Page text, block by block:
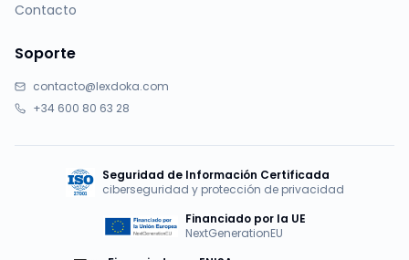
Contacto
Soporte
contacto@lexdoka.com
+34 600 80 63 28
Seguridad de Información Certificada
ciberseguridad y protección de privacidad
Financiado por la UE
NextGenerationEU